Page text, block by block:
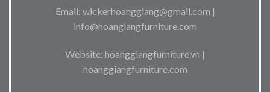
Email: wickerhoanggiang@gmail.com |
info@hoangiangfurniture.com
Website: hoanggiangfurniture.vn |
hoanggiangfurniture.com